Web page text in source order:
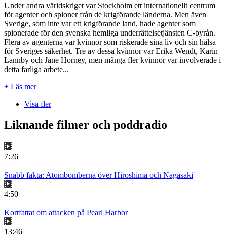
Under andra världskriget var Stockholm ett internationellt centrum
för agenter och spioner från de krigförande länderna. Men även
Sverige, som inte var ett krigförande land, hade agenter som
spionerade för den svenska hemliga underrättelsetjänsten C-byrån.
Flera av agenterna var kvinnor som riskerade sina liv och sin hälsa
för Sveriges säkerhet. Tre av dessa kvinnor var Erika Wendt, Karin
Lannby och Jane Horney, men många fler kvinnor var involverade i
detta farliga arbete...
+ Läs mer
Visa fler
Liknande filmer och poddradio
7:26
Snabb fakta: Atombomberna över Hiroshima och Nagasaki
4:50
Kortfattat om attacken på Pearl Harbor
13:46